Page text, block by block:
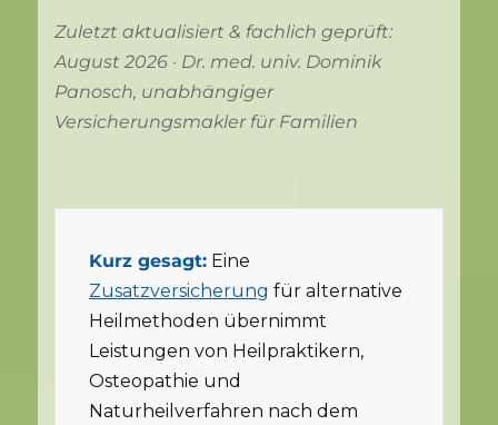
Zuletzt aktualisiert & fachlich geprüft:
August 2026 · Dr. med. univ. Dominik
Panosch, unabhängiger
Versicherungsmakler für Familien
Kurz gesagt: Eine
Zusatzversicherung für alternative
Heilmethoden übernimmt
Leistungen von Heilpraktikern,
Osteopathie und
Naturheilverfahren nach dem